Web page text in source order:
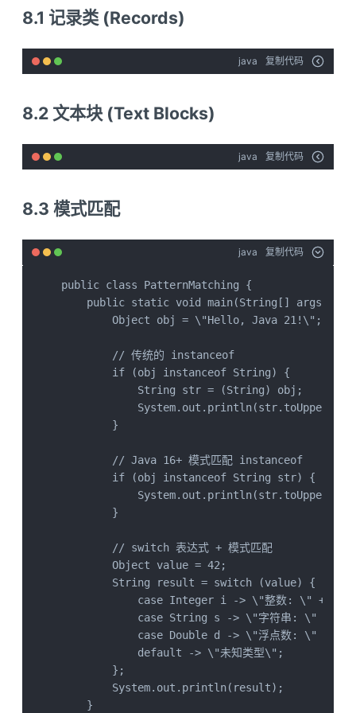
8.1 记录类 (Records)
java 复制代码
8.2 文本块 (Text Blocks)
java 复制代码
8.3 模式匹配
java 复制代码
public class PatternMatching {
    public static void main(String[] args) {
        Object obj = \"Hello, Java 21!\";
        // 传统的 instanceof
        if (obj instanceof String) {
            String str = (String) obj;
        }
        // Java 16+ 模式匹配 instanceof
        if (obj instanceof String str) {
        }
        // switch 表达式 + 模式匹配
        Object value = 42;
        String result = switch (value) {
            case Integer i -> \"整数: \" + i;
            case String s -> \"字符串: \" + s;
            case Double d -> \"浮点数: \" + d;
            default -> \"未知类型\";
        };
        System.out.println(result);
    }